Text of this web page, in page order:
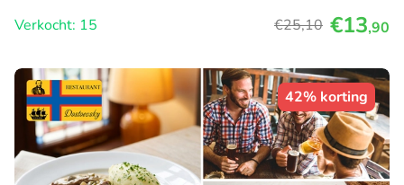
Verkocht: 15
€25,10 €13,90
42% korting